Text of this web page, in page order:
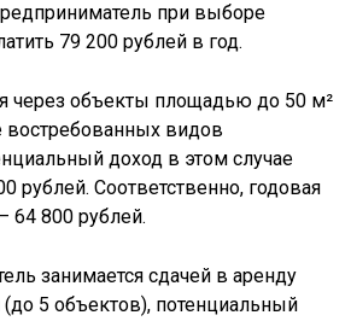
при выборе
79 200 рублей в год.
через объекты площадью до 50 м²
востребованных видов
доход в этом случае
рублей. Соответственно, годовая
64 800 рублей.
занимается сдачей в аренду
5 объектов), потенциальный